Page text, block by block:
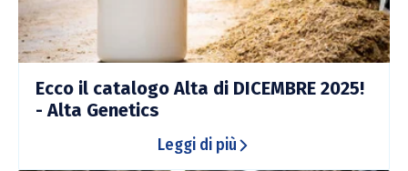
Ecco il catalogo Alta di DICEMBRE 2025!
- Alta Genetics
Leggi di più